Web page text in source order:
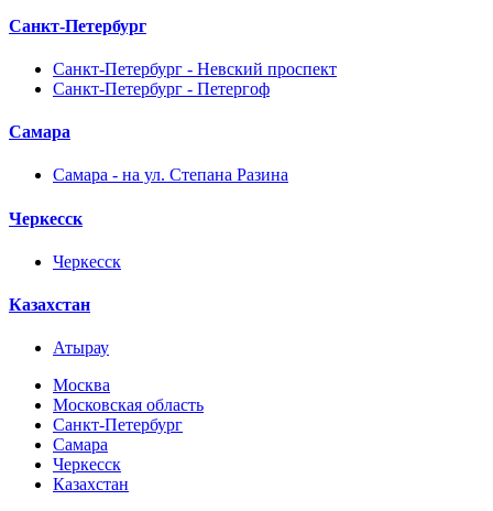
Санкт-Петербург
Санкт-Петербург - Невский проспект
Санкт-Петербург - Петергоф
Самара
Самара - на ул. Степана Разина
Черкесск
Черкесск
Казахстан
Атырау
Москва
Московская область
Санкт-Петербург
Самара
Черкесск
Казахстан